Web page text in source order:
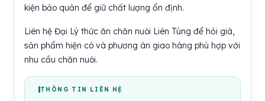
kiện bảo quản để giữ chất lượng ổn định.
Liên hệ Đại Lý thức ăn chăn nuôi Liên Tùng để hỏi giá,
sản phẩm hiện có và phương án giao hàng phù hợp với
nhu cầu chăn nuôi.
THÔNG TIN LIÊN HỆ